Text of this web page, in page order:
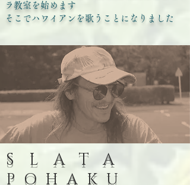
ラ教室を始めます
そこでハワイアンを歌うことになりました
​SLATA
POHAKU